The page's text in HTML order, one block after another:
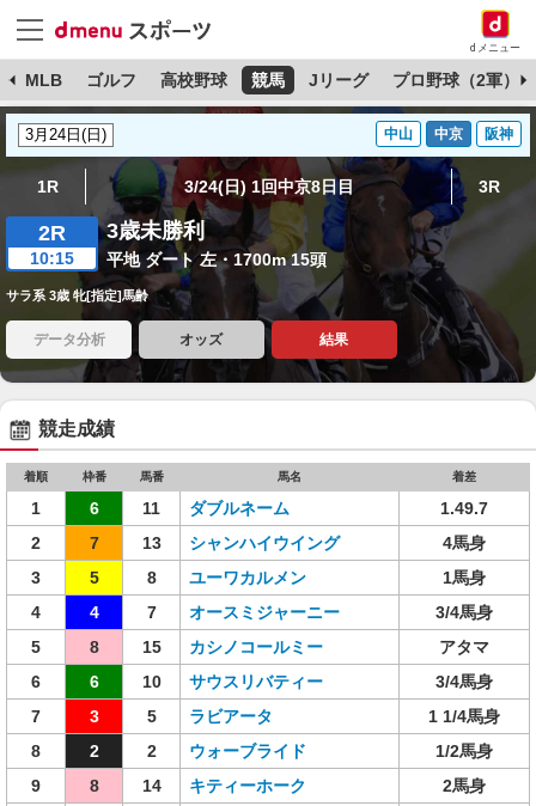
dメニュー
MLB ゴルフ 高校野球 競馬 Jリーグ プロ野球（2軍）
中山 中京 阪神
1R 3/24(日) 1回中京8日目 3R
2R
10:15
3歳未勝利
平地 ダート 左・1700m 15頭
サラ系 3歳 牝[指定]馬齢
データ分析 オッズ 結果
競走成績
着順 枠番 馬番 馬名 着差
1 6 11 ダブルネーム
1.49.7
2
7 13 シャンハイウイング
4馬身
3
5 8 ユーワカルメン
1馬身
4
4 7 オースミジャーニー
3/4馬身
5
8 15 カシノコールミー
アタマ
6
6 10 サウスリバティー
3/4馬身
7
3 5 ラビアータ
1 1/4馬身
8
2 2 ウォーブライド
1/2馬身
9
8 14 キティーホーク
2馬身